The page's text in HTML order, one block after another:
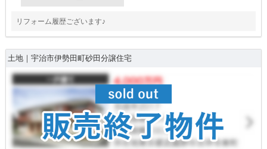
リフォーム履歴ございます♪
土地｜宇治市伊勢田町砂田分譲住宅